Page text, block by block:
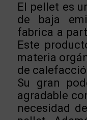
El pellet es
de baja
fabrica a
Este
materia
de
Su gran
agradable
necesidad